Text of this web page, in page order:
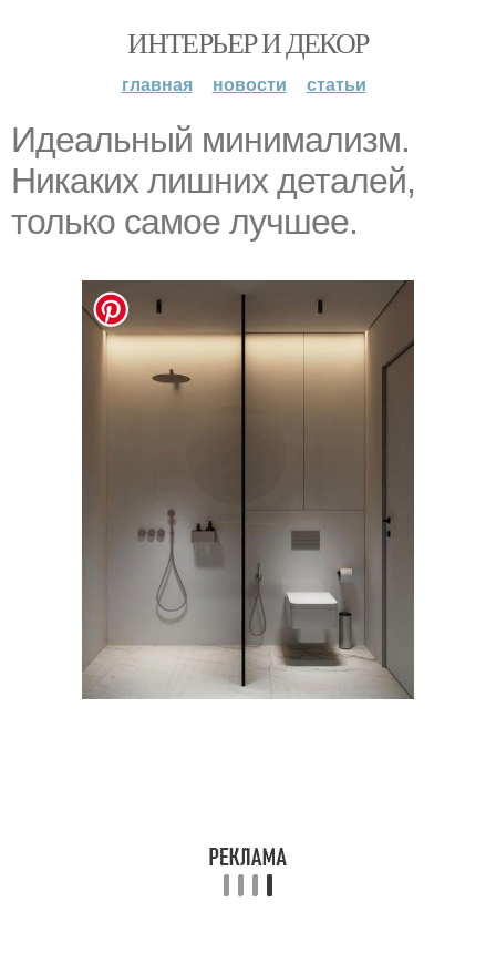
ИНТЕРЬЕР И ДЕКОР
главная новости статьи
Идеальный минимализм.
Никаких лишних деталей,
только самое лучшее.